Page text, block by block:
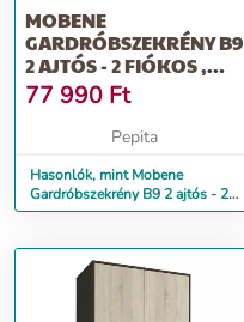
MOBENE
GARDRÓBSZEKRÉNY B9
2 AJTÓS - 2 FIÓKOS ,
SONOMA MIX
77 990 Ft
Pepita
Hasonlók, mint Mobene
Gardróbszekrény B9 2 ajtós - 2
fiókos , sonoma mix